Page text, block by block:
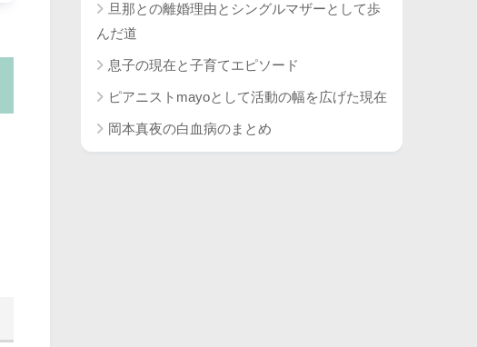
旦那との離婚理由とシングルマザーとして歩
んだ道
息子の現在と子育てエピソード
ピアニストmayoとして活動の幅を広げた現在
岡本真夜の白血病のまとめ